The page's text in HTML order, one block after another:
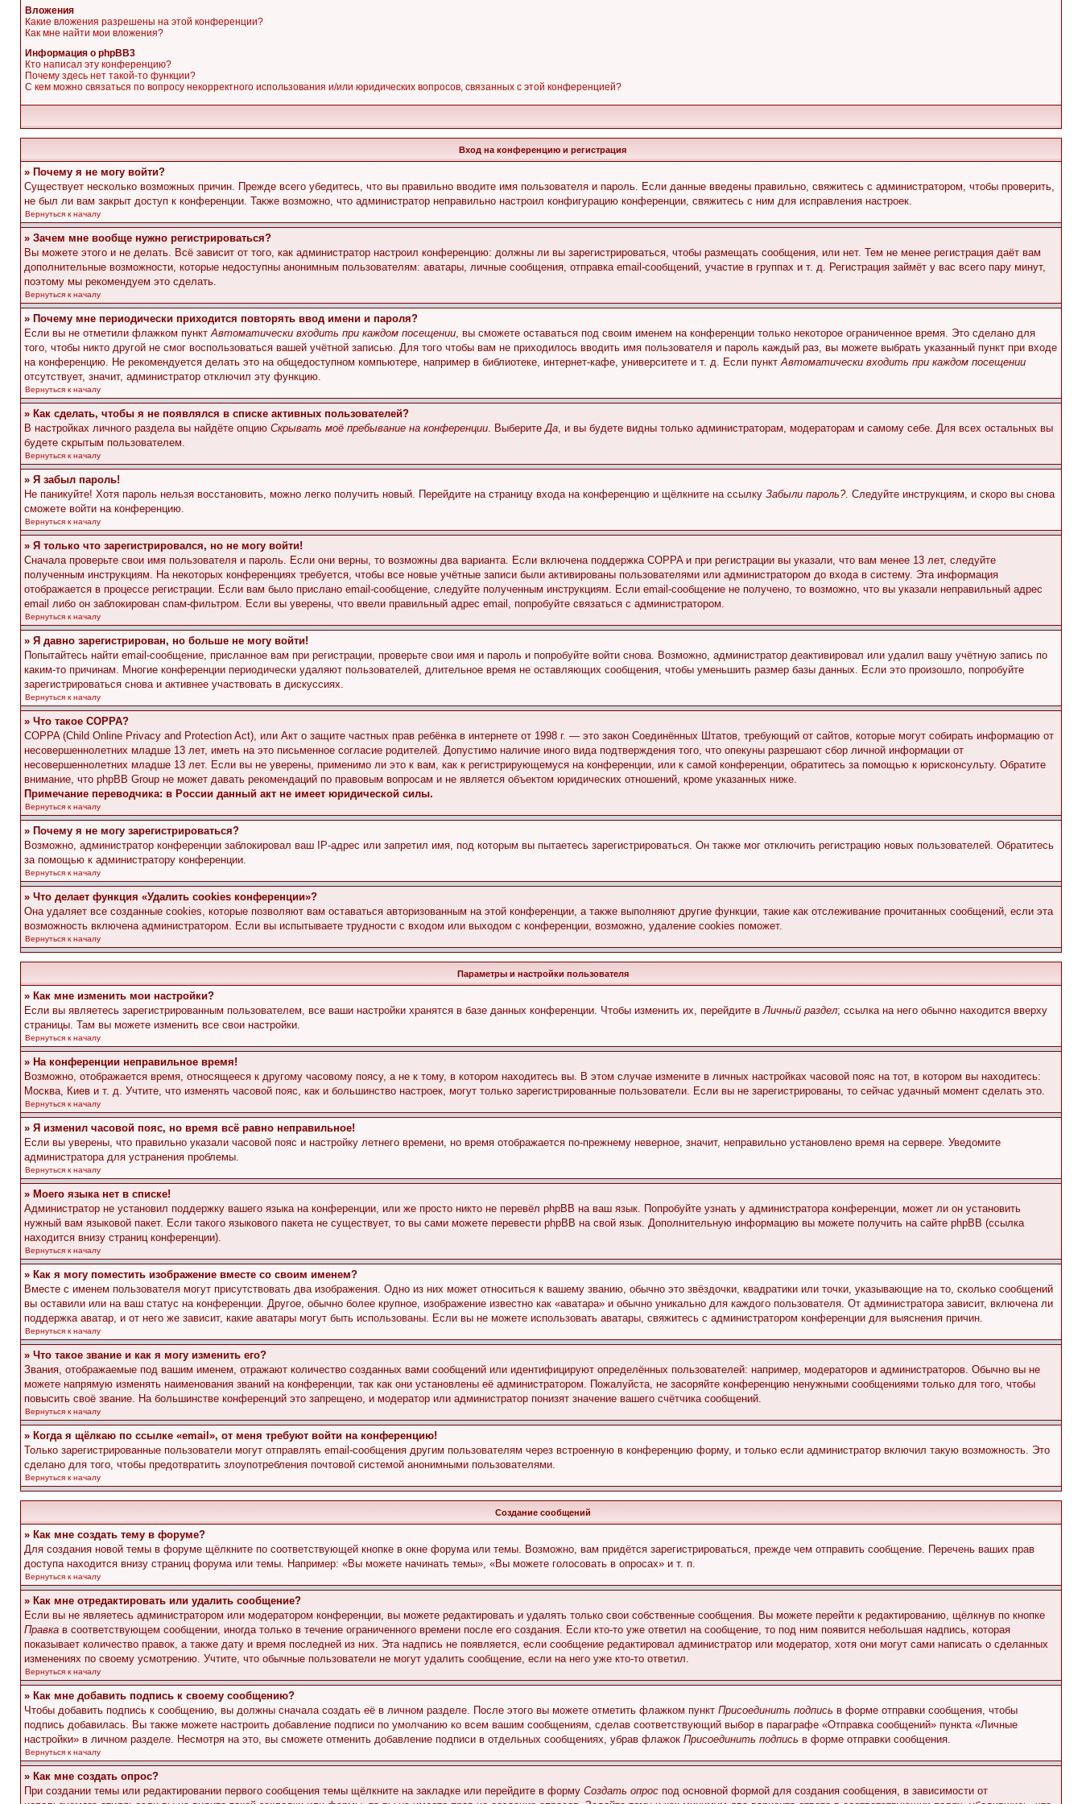
Вложения
Какие вложения разрешены на этой конференции?
Как мне найти мои вложения?
Информация о phpBB3
Кто написал эту конференцию?
Почему здесь нет такой-то функции?
С кем можно связаться по вопросу некорректного использования и/или юридических вопросов, связанных с этой конференцией?
Вход на конференцию и регистрация
» Почему я не могу войти?
Существует несколько возможных причин. Прежде всего убедитесь, что вы правильно вводите имя пользователя и пароль. Если данные введены правильно, свяжитесь с администратором, чтобы проверить,
не был ли вам закрыт доступ к конференции. Также возможно, что администратор неправильно настроил конфигурацию конференции, свяжитесь с ним для исправления настроек.
Вернуться к началу
» Зачем мне вообще нужно регистрироваться?
Вы можете этого и не делать. Всё зависит от того, как администратор настроил конференцию: должны ли вы зарегистрироваться, чтобы размещать сообщения, или нет. Тем не менее регистрация даёт вам
дополнительные возможности, которые недоступны анонимным пользователям: аватары, личные сообщения, отправка email-сообщений, участие в группах и т. д. Регистрация займёт у вас всего пару минут,
поэтому мы рекомендуем это сделать.
Вернуться к началу
» Почему мне периодически приходится повторять ввод имени и пароля?
Если вы не отметили флажком пунктАвтоматически входить при каждом посещении, вы сможете оставаться под своим именем на конференции только некоторое ограниченное время. Это сделано для
того, чтобы никто другой не смог воспользоваться вашей учётной записью. Для того чтобы вам не приходилось вводить имя пользователя и пароль каждый раз, вы можете выбрать указанный пункт при входе
на конференцию. Не рекомендуется делать это на общедоступном компьютере, например в библиотеке, интернет-кафе, университете и т. д. Если пунктАвтоматически входить при каждом посещении
отсутствует, значит, администратор отключил эту функцию.
Вернуться к началу
» Как сделать, чтобы я не появлялся в списке активных пользователей?
В настройках личного раздела вы найдёте опцию Скрывать моё пребывание на конференции. ВыберитеДа, и вы будете видны только администраторам, модераторам и самому себе. Для всех остальных вы
будете скрытым пользователем.
Вернуться к началу
» Я забыл пароль!
Не паникуйте! Хотя пароль нельзя восстановить, можно легко получить новый. Перейдите на страницу входа на конференцию и щёлкните на ссылку Забыли пароль?. Следуйте инструкциям, и скоро вы снова
сможете войти на конференцию.
Вернуться к началу
» Я только что зарегистрировался, но не могу войти!
Сначала проверьте свои имя пользователя и пароль. Если они верны, то возможны два варианта. Если включена поддержка COPPA и при регистрации вы указали, что вам менее 13 лет, следуйте
полученным инструкциям. На некоторых конференциях требуется, чтобы все новые учётные записи были активированы пользователями или администратором до входа в систему. Эта информация
отображается в процессе регистрации. Если вам было прислано email-сообщение, следуйте полученным инструкциям. Если email-сообщение не получено, то возможно, что вы указали неправильный адрес
email либо он заблокирован спам-фильтром. Если вы уверены, что ввели правильный адрес email, попробуйте связаться с администратором.
Вернуться к началу
» Я давно зарегистрирован, но больше не могу войти!
Попытайтесь найти email-сообщение, присланное вам при регистрации, проверьте свои имя и пароль и попробуйте войти снова. Возможно, администратор деактивировал или удалил вашу учётную запись по
каким-то причинам. Многие конференции периодически удаляют пользователей, длительное время не оставляющих сообщения, чтобы уменьшить размер базы данных. Если это произошло, попробуйте
зарегистрироваться снова и активнее участвовать в дискуссиях.
Вернуться к началу
» Что такое COPPA?
COPPA (Child Online Privacy and Protection Act), или Акт о защите частных прав ребёнка в интернете от 1998 г. — это закон Соединённых Штатов, требующий от сайтов, которые могут собирать информацию от
несовершеннолетних младше 13 лет, иметь на это письменное согласие родителей. Допустимо наличие иного вида подтверждения того, что опекуны разрешают сбор личной информации от
несовершеннолетних младше 13 лет. Если вы не уверены, применимо ли это к вам, как к регистрирующемуся на конференции, или к самой конференции, обратитесь за помощью к юрисконсульту. Обратите
внимание, что phpBB Group не может давать рекомендаций по правовым вопросам и не является объектом юридических отношений, кроме указанных ниже.
Примечание переводчика: в России данный акт не имеет юридической силы.
Вернуться к началу
» Почему я не могу зарегистрироваться?
Возможно, администратор конференции заблокировал ваш IP-адрес или запретил имя, под которым вы пытаетесь зарегистрироваться. Он также мог отключить регистрацию новых пользователей. Обратитесь
за помощью к администратору конференции.
Вернуться к началу
» Что делает функция «Удалить cookies конференции»?
Она удаляет все созданные cookies, которые позволяют вам оставаться авторизованным на этой конференции, а также выполняют другие функции, такие как отслеживание прочитанных сообщений, если эта
возможность включена администратором. Если вы испытываете трудности с входом или выходом с конференции, возможно, удаление cookies поможет.
Вернуться к началу
Параметры и настройки пользователя
» Как мне изменить мои настройки?
Если вы являетесь зарегистрированным пользователем, все ваши настройки хранятся в базе данных конференции. Чтобы изменить их, перейдите вЛичный раздел; ссылка на него обычно находится вверху
страницы. Там вы можете изменить все свои настройки.
Вернуться к началу
» На конференции неправильное время!
Возможно, отображается время, относящееся к другому часовому поясу, а не к тому, в котором находитесь вы. В этом случае измените в личных настройках часовой пояс на тот, в котором вы находитесь:
Москва, Киев и т. д. Учтите, что изменять часовой пояс, как и большинство настроек, могут только зарегистрированные пользователи. Если вы не зарегистрированы, то сейчас удачный момент сделать это.
Вернуться к началу
» Я изменил часовой пояс, но время всё равно неправильное!
Если вы уверены, что правильно указали часовой пояс и настройку летнего времени, но время отображается по-прежнему неверное, значит, неправильно установлено время на сервере. Уведомите
администратора для устранения проблемы.
Вернуться к началу
» Моего языка нет в списке!
Администратор не установил поддержку вашего языка на конференции, или же просто никто не перевёл phpBB на ваш язык. Попробуйте узнать у администратора конференции, может ли он установить
нужный вам языковой пакет. Если такого языкового пакета не существует, то вы сами можете перевести phpBB на свой язык. Дополнительную информацию вы можете получить на сайте phpBB (ссылка
находится внизу страниц конференции).
Вернуться к началу
» Как я могу поместить изображение вместе со своим именем?
Вместе с именем пользователя могут присутствовать два изображения. Одно из них может относиться к вашему званию, обычно это звёздочки, квадратики или точки, указывающие на то, сколько сообщений
вы оставили или на ваш статус на конференции. Другое, обычно более крупное, изображение известно как «аватара» и обычно уникально для каждого пользователя. От администратора зависит, включена ли
поддержка аватар, и от него же зависит, какие аватары могут быть использованы. Если вы не можете использовать аватары, свяжитесь с администратором конференции для выяснения причин.
Вернуться к началу
» Что такое звание и как я могу изменить его?
Звания, отображаемые под вашим именем, отражают количество созданных вами сообщений или идентифицируют определённых пользователей: например, модераторов и администраторов. Обычно вы не
можете напрямую изменять наименования званий на конференции, так как они установлены её администратором. Пожалуйста, не засоряйте конференцию ненужными сообщениями только для того, чтобы
повысить своё звание. На большинстве конференций это запрещено, и модератор или администратор понизят значение вашего счётчика сообщений.
Вернуться к началу
» Когда я щёлкаю по ссылке «email», от меня требуют войти на конференцию!
Только зарегистрированные пользователи могут отправлять email-сообщения другим пользователям через встроенную в конференцию форму, и только если администратор включил такую возможность. Это
сделано для того, чтобы предотвратить злоупотребления почтовой системой анонимными пользователями.
Вернуться к началу
Создание сообщений
» Как мне создать тему в форуме?
Для создания новой темы в форуме щёлкните по соответствующей кнопке в окне форума или темы. Возможно, вам придётся зарегистрироваться, прежде чем отправить сообщение. Перечень ваших прав
доступа находится внизу страниц форума или темы. Например: «Вы можете начинать темы», «Вы можете голосовать в опросах» и т. п.
Вернуться к началу
» Как мне отредактировать или удалить сообщение?
Если вы не являетесь администратором или модератором конференции, вы можете редактировать и удалять только свои собственные сообщения. Вы можете перейти к редактированию, щёлкнув по кнопке
Правка в соответствующем сообщении, иногда только в течение ограниченного времени после его создания. Если кто-то уже ответил на сообщение, то под ним появится небольшая надпись, которая
показывает количество правок, а также дату и время последней из них. Эта надпись не появляется, если сообщение редактировал администратор или модератор, хотя они могут сами написать о сделанных
изменениях по своему усмотрению. Учтите, что обычные пользователи не могут удалить сообщение, если на него уже кто-то ответил.
Вернуться к началу
» Как мне добавить подпись к своему сообщению?
Чтобы добавить подпись к сообщению, вы должны сначала создать её в личном разделе. После этого вы можете отметить флажком пункт Присоединить подпись в форме отправки сообщения, чтобы
подпись добавилась. Вы также можете настроить добавление подписи по умолчанию ко всем вашим сообщениям, сделав соответствующий выбор в параграфе «Отправка сообщений» пункта «Личные
настройки» в личном разделе. Несмотря на это, вы сможете отменить добавление подписи в отдельных сообщениях, убрав флажок Присоединить подпись в форме отправки сообщения.
Вернуться к началу
» Как мне создать опрос?
При создании темы или редактировании первого сообщения темы щёлкните на закладке или перейдите в форму Создать опрос под основной формой для создания сообщения, в зависимости от